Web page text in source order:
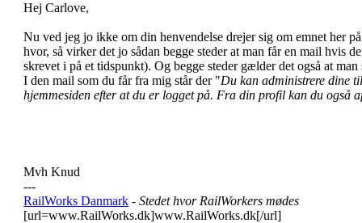
Hej Carlove,
Nu ved jeg jo ikke om din henvendelse drejer sig om emnet her
hvor, så virker det jo sådan begge steder at man får en mail hvis
skrevet i på et tidspunkt). Og begge steder gælder det også at
I den mail som du får fra mig står der "Du kan administrere dine
hjemmesiden efter at du er logget på. Fra din profil kan du også
Mvh Knud
---
RailWorks Danmark - Stedet hvor RailWorkers mødes
[url=www.RailWorks.dk]www.RailWorks.dk[/url]